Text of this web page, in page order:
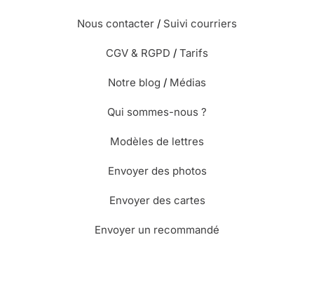
Nous contacter / Suivi courriers
CGV & RGPD / Tarifs
Notre blog / Médias
Qui sommes-nous ?
Modèles de lettres
Envoyer des photos
Envoyer des cartes
Envoyer un recommandé